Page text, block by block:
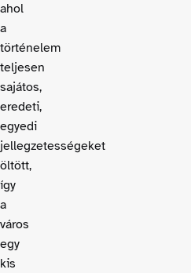
ahol
a
történelem
teljesen
sajátos,
eredeti,
egyedi
jellegzetességeket
öltött,
így
a
város
egy
kis